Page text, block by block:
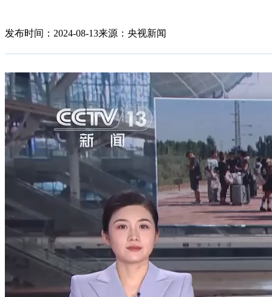
发布时间：2024-08-13来源：央视新闻